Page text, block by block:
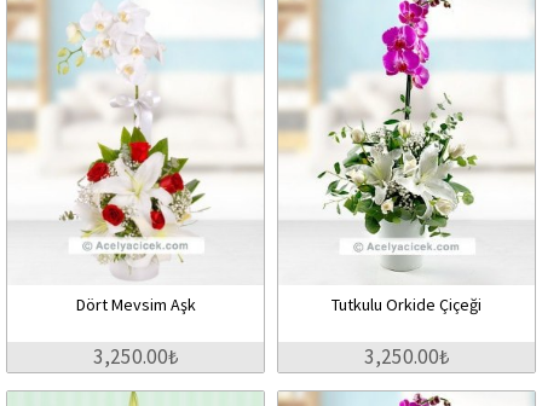
Dört Mevsim Aşk
3,250.00₺
Tutkulu Orkide Çiçeği
3,250.00₺